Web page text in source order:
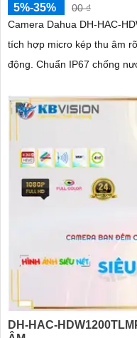
5%-35%
00 ₫
Camera Dahua DH-HAC-
tích hợp micro kép thu âm
động. Chuẩn IP67
DH-HAC-